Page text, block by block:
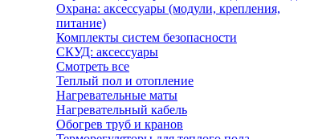
Охрана: аксессуары (модули, крепления,
питание)
Комплекты систем безопасности
СКУД: аксессуары
Смотреть все
Теплый пол и отопление
Нагревательные маты
Нагревательный кабель
Обогрев труб и кранов